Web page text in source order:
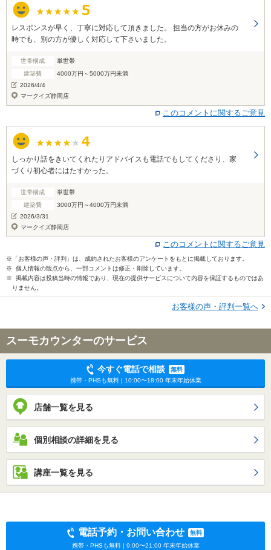
レスポンスが早く、丁寧に対応して頂きました。 担当の方がお休みの
時でも、別の方が優しく対応して下さいました。
世帯構成
単世帯
建築費
4000万円～5000万円未満
2026/4/4
マークイズ静岡店
このコメントに関するご意見
しっかり話をきいてくれたりアドバイスも電話でもしてくださり、家
づくり初心者にはたすかった。
世帯構成
単世帯
建築費
3000万円～4000万円未満
2026/3/31
マークイズ静岡店
このコメントに関するご意見
※「お客様の声・評判」は、成約されたお客様のアンケートをもとに掲載しております。
※ 個人情報の観点から、一部コメントは修正・削除しています。
※ 掲載内容は投稿当時の情報であり、現在の提供サービスについて内容を保証するものではあ
りません。
お客様の声・評判一覧へ
スーモカウンターのサービス
今すぐ電話で相談
無料
携帯・PHSも無料 | 10:00〜18:00 年末年始休業
店舗一覧を見る
個別相談の詳細を見る
講座一覧を見る
電話予約・お問い合わせ
無料
携帯・PHSも無料 | 9:00〜21:00 年末年始休業